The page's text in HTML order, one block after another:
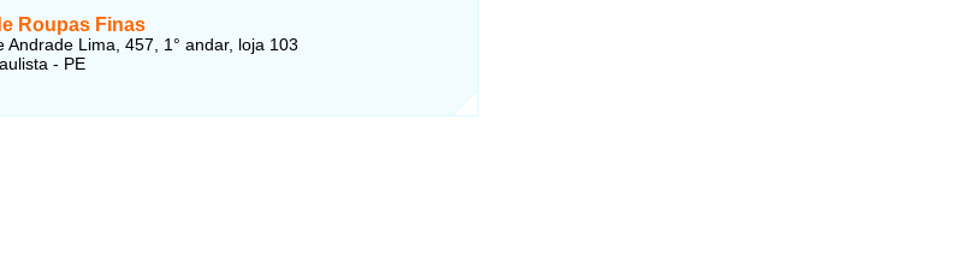
Roupas Finas
Andrade Lima, 457, 1° andar, loja 103
- PE